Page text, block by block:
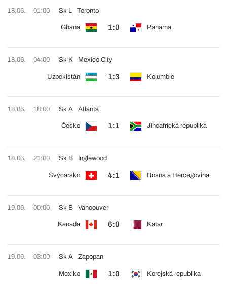
18.06. 01:00 Sk L
Ghana 1:0 Panama
Toronto
18.06. 04:00 Sk K
Uzbekistán 1:3 Kolumbie
Mexico City
18.06. 18:00 Sk A
Česko 1:1 Jihoafrická republika
Atlanta
18.06. 21:00 Sk B
Švýcarsko 4:1 Bosna a Hercegovina
Inglewood
19.06. 00:00 Sk B
Kanada 6:0 Katar
Vancouver
19.06. 03:00 Sk A
Mexiko 1:0 Korejská republika
Zapopan